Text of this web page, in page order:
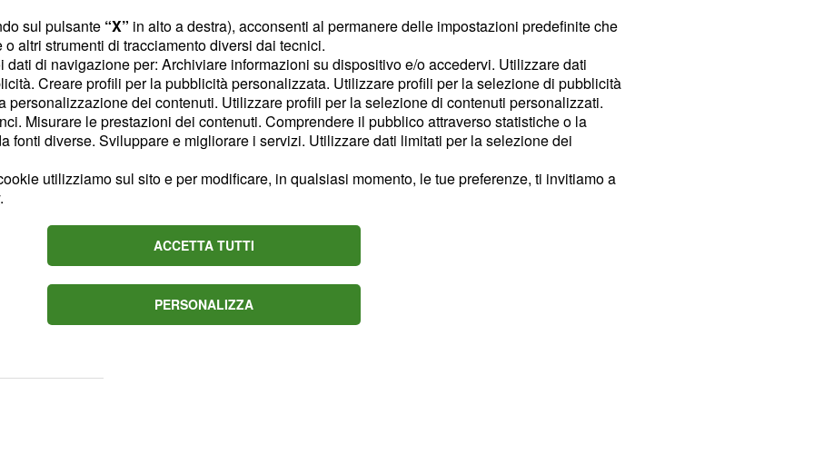
13-
flop a
vacillerà un po' in
faranno da sfondo
se ormai avete
d'animo. Tra i due
Sarete
Vi capita
di aiuto tra le mura di
chiaramente
sul pulsante “X” in alto a destra), acconsenti al permanere delle impostazioni predefinite che
altri strumenti di tracciamento diversi dai tecnici.
dati di navigazione per: Archiviare informazioni su dispositivo e/o accedervi. Utilizzare dati
Creare profili per la pubblicità personalizzata. Utilizzare profili per la selezione di pubblicità
personalizzazione dei contenuti. Utilizzare profili per la selezione di contenuti personalizzati.
Misurare le prestazioni dei contenuti. Comprendere il pubblico attraverso statistiche o la
fonti diverse. Sviluppare e migliorare i servizi. Utilizzare dati limitati per la selezione dei
utilizziamo sul sito e per modificare, in qualsiasi momento, le tue preferenze, ti invitiamo a
.
ACCETTA TUTTI
PERSONALIZZA